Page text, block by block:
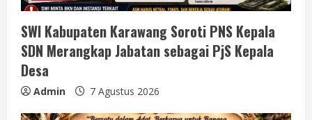
SWI Kabupaten Karawang Soroti PNS Kepala
SDN Merangkap Jabatan sebagai PjS Kepala
Desa
Admin 7 Agustus 2026